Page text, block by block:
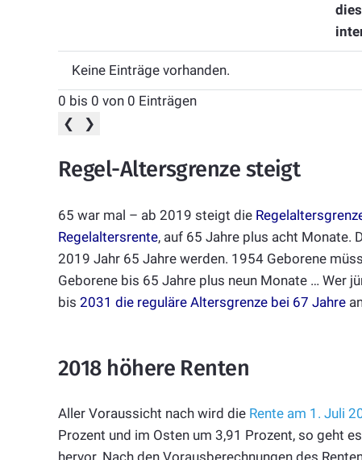
Keine Einträge vorhanden.
0 bis 0 von 0 Einträgen
❮
❯
Regel-Altersgrenze steigt
65 war mal – ab 2019 steigt die
Regelaltersrente, auf 65 Jahre plus acht Monate.
2019 Jahr 65 Jahre werden. 1954 Geborene
Geborene bis 65 Jahre plus neun Monate … Wer
bis 2031 die reguläre Altersgrenze bei 67 Jahre
2018 höhere Renten
Aller Voraussicht nach wird die Rente am 1. Juli
Prozent und im Osten um 3,91 Prozent, so geht